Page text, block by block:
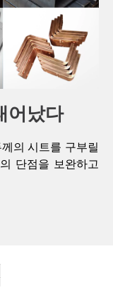
어났다
의 시트를 구부릴
단점을 보완하고